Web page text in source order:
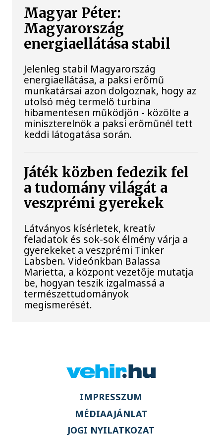
Magyar Péter:
Magyarország
energiaellátása stabil
Jelenleg stabil Magyarország
energiaellátása, a paksi erőmű
munkatársai azon dolgoznak, hogy az
utolsó még termelő turbina
hibamentesen működjön - közölte a
miniszterelnök a paksi erőműnél tett
keddi látogatása során.
Játék közben fedezik fel
a tudomány világát a
veszprémi gyerekek
Látványos kísérletek, kreatív
feladatok és sok-sok élmény várja a
gyerekeket a veszprémi Tinker
Labsben. Videónkban Balassa
Marietta, a központ vezetője mutatja
be, hogyan teszik izgalmassá a
természettudományok
megismerését.
IMPRESSZUM
MÉDIAAJÁNLAT
JOGI NYILATKOZAT